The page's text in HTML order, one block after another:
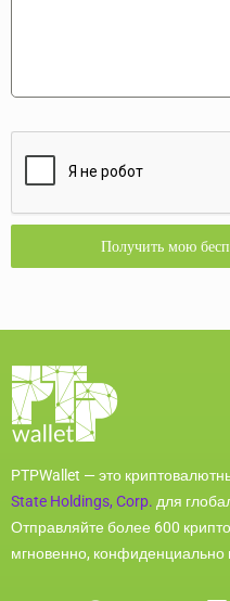
Получить мою
PTPWallet — это
State Holdings, Corp. для
Отправляйте более 600
мгновенно, конфиденциально